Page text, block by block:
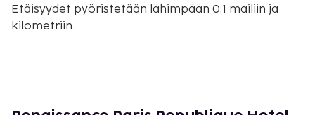
Etäisyydet pyöristetään lähimpään 0,1 mailiin ja
kilometriin.